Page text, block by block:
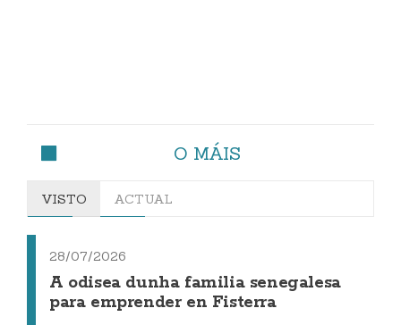
O MÁIS
VISTO ACTUAL
28/07/2026
A odisea dunha familia senegalesa
para emprender en Fisterra